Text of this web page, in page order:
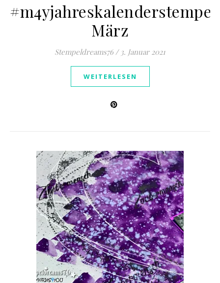
März
Stempeldreams76 / 3. Januar 2021
WEITERLESEN